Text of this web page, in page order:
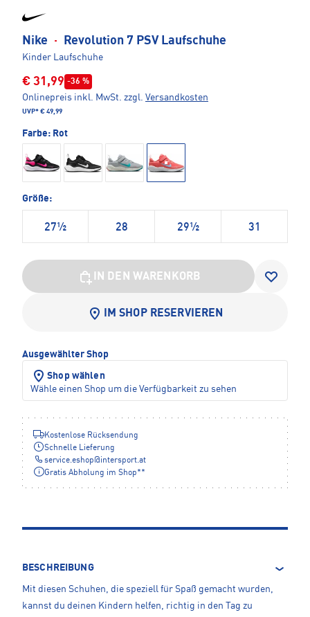
Nike · Revolution 7 PSV Laufschuhe
Kinder Laufschuhe
€ 31,99 -36 %
Onlinepreis inkl. MwSt. zzgl. Versandkosten
UVP* € 49,99
Farbe: Rot
Größe:
27½ 28 29½ 31
IN DEN WARENKORB
IM SHOP RESERVIEREN
Ausgewählter Shop
Shop wählen
Wähle einen Shop um die Verfügbarkeit zu sehen
Kostenlose Rücksendung
Schnelle Lieferung
service.eshop@ intersport.at
Gratis Abholung im Shop**
BESCHREIBUNG
Mit diesen Schuhen, die speziell für Spaß gemacht wurden,
kannst du deinen Kindern helfen, richtig in den Tag zu